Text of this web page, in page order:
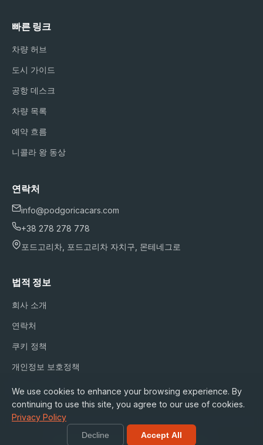
We use cookies to enhance your browsing experience. By
continuing to use this site, you agree to our use of cookies.
Privacy Policy
Decline Accept All
빠른 링크
차량 허브
도시 가이드
공항 데스크
차량 목록
예약 흐름
니콜라 왕 동상
연락처
info@podgoricacars.com
+38 278 278 778
포드고리차, 포드고리차 자치구, 몬테네그로
법적 정보
회사 소개
연락처
쿠키 정책
개인정보 보호정책
서비스 약관
© 2026 podgoricacars.com. 모든 권리 보유.